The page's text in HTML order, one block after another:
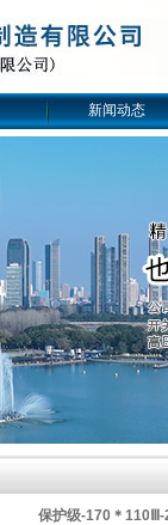
新闻动态
保护级-170＊110Ⅲ-